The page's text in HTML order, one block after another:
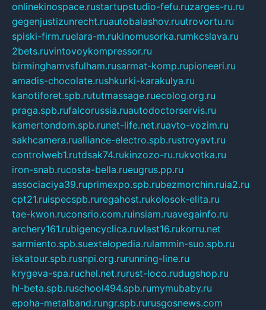
onlinekinospace.rustartupstudio-fefu.ruzarges-ru.ru
gegenjustizunrecht.ruautobalashov.ruutrovortu.ru
spiski-firm.ruelara-m.rukinomusorka.rumkcslava.ru
2bets.ruvintovoykompressor.ru
birminghamvsfulham.rusarmat-komp.rupioneeri.ru
amadis-chocolate.rushkurki-karakulya.ru
kanotiforet.spb.rututmassage.ruecolog.org.ru
praga.spb.rufalcorussia.ruautodoctorservis.ru
kamertondom.spb.runet-life.net.ruavto-vozim.ru
sakhcamera.rualliance-electro.spb.rustroyavt.ru
controlweb1.rutdsak74.rukinzozo-ru.rukvotka.ru
iron-snab.rucosta-bella.rueugrus.pp.ru
associaciya39.ruprimexpo.spb.rubezmorchin.ruia2.ru
cpt21.ruispecspb.ruregahost.rukolosok-elita.ru
tae-kwon.ruconsrio.com.ruinsiam.ruavegainfo.ru
archery161.rubigencyclica.ruvlast16.rukorru.net
sarmiento.spb.suextelopedia.rulammin-suo.spb.ru
iskatour.spb.rusnpi.org.rurunning-line.ru
krygeva-spa.ruchel.net.rurust-loco.rudugshop.ru
hl-beta.spb.ruschool494.spb.rumymubaby.ru
epoha-metalband.rungr.spb.rurusgosnews.com